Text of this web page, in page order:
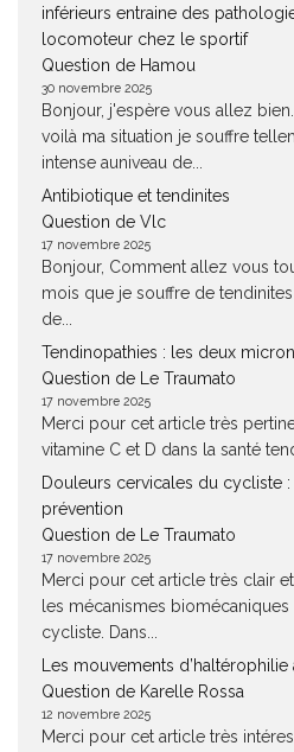
inférieurs entraine des
locomoteur chez le sportif
Question de Hamou
30 novembre 2025
Bonjour, j'espère vous allez
voilà ma situation je souffre
intense auniveau de...
Antibiotique et tendinites
Question de Vlc
17 novembre 2025
Bonjour, Comment allez vous
mois que je souffre de
de...
Tendinopathies : les deux
Question de Le Traumato
17 novembre 2025
Merci pour cet article très
vitamine C et D dans la santé
Douleurs cervicales du cycliste
prévention
Question de Le Traumato
17 novembre 2025
Merci pour cet article très clair
les mécanismes
cycliste. Dans...
Les mouvements
Question de Karelle Rossa
12 novembre 2025
Merci pour cet article très